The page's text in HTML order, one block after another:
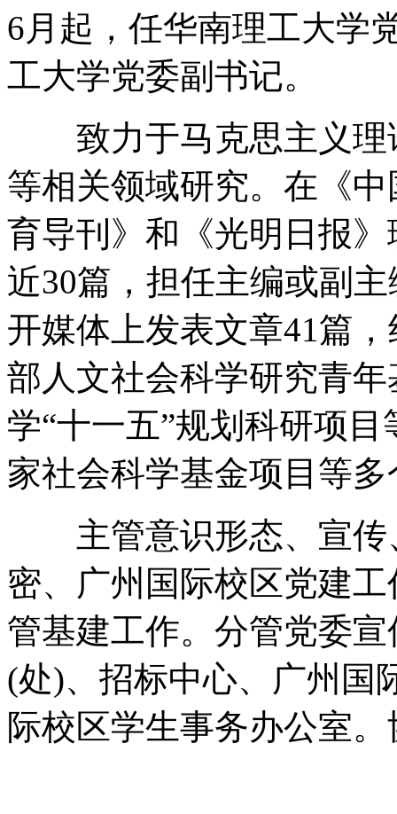
6月起，任华南理工大学
工大学党委副书记。
致力于马克思主义理
等相关领域研究。在《
育导刊》和《光明日报
近30篇，担任主编或副
开媒体上发表文章41篇
部人文社会科学研究青
学“十一五”规划科研项
家社会科学基金项目等
主管意识形态、宣传
密、广州国际校区党建
管基建工作。分管党委
(处)、招标中心、广州国
际校区学生事务办公室